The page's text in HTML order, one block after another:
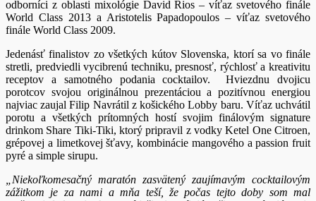
odborníci z oblasti mixológie David Rios – víťaz svetového finále
World Class 2013 a Aristotelis Papadopoulos – víťaz svetového
finále World Class 2009.
Jedenásť finalistov zo všetkých kútov Slovenska, ktorí sa vo finále
stretli, predviedli vycibrenú techniku, presnosť, rýchlosť a kreativitu
receptov a samotného podania cocktailov. Hviezdnu dvojicu
porotcov svojou originálnou prezentáciou a pozitívnou energiou
najviac zaujal Filip Navrátil z košického Lobby baru. Víťaz uchvátil
porotu a všetkých prítomných hostí svojim finálovým signature
drinkom Share Tiki-Tiki, ktorý pripravil z vodky Ketel One Citroen,
grépovej a limetkovej šťavy, kombinácie mangového a passion fruit
pyré a simple sirupu.
„Niekoľkomesačný maratón zasvätený zaujímavým cocktailovým
zážitkom je za nami a mňa teší, že počas tejto doby som mal